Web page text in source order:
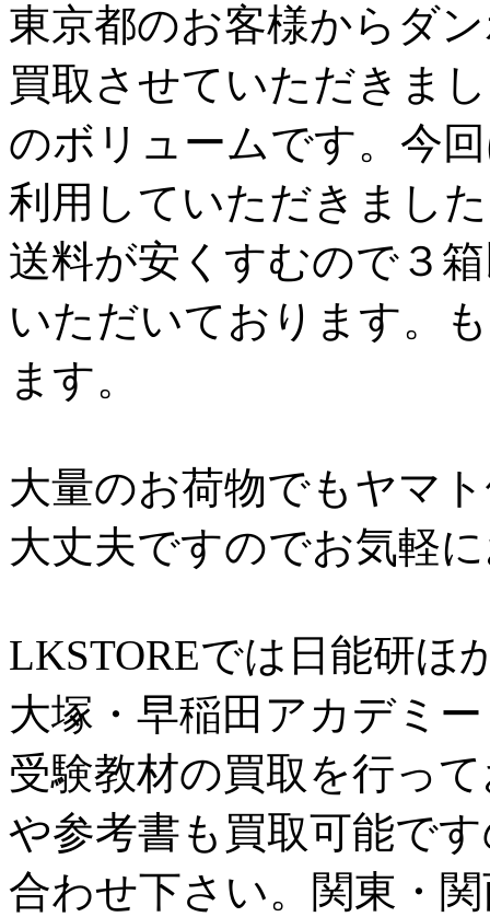
東京都のお客様からダ
買取させていただきま
のボリュームです。今
利用していただきまし
送料が安くすむので３
いただいております。
ます。
大量のお荷物でもヤマ
大丈夫ですのでお気軽
LKSTOREでは日能研ほ
大塚・早稲田アカデミ
受験教材の買取を行っ
や参考書も買取可能で
合わせ下さい。関東・